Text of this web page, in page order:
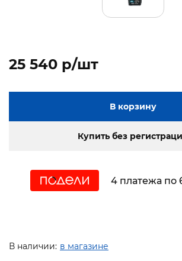
25 540 p/шт
В корзину
Купить без
4 платежа по
В наличии: в магазине